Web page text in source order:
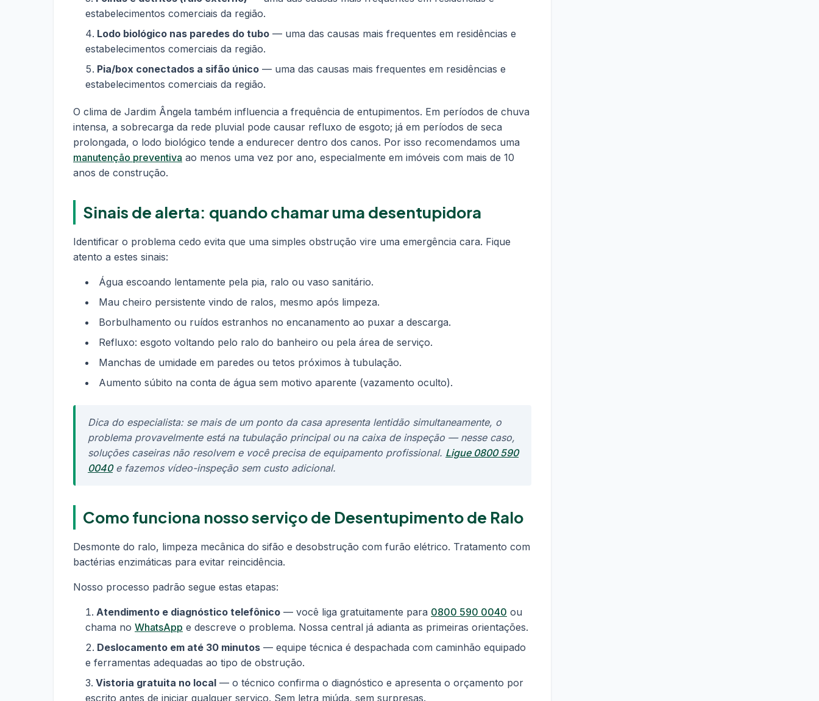
estabelecimentos comerciais da região.
Lodo biológico nas paredes do tubo — uma das causas mais frequentes em residências e
estabelecimentos comerciais da região.
Pia/box conectados a sifão único — uma das causas mais frequentes em residências e
estabelecimentos comerciais da região.
O clima de Jardim Ângela também influencia a frequência de entupimentos. Em períodos de chuva
intensa, a sobrecarga da rede pluvial pode causar refluxo de esgoto; já em períodos de seca
prolongada, o lodo biológico tende a endurecer dentro dos canos. Por isso recomendamos uma
manutenção preventiva ao menos uma vez por ano, especialmente em imóveis com mais de 10
anos de construção.
Sinais de alerta: quando chamar uma desentupidora
Identificar o problema cedo evita que uma simples obstrução vire uma emergência cara. Fique
atento a estes sinais:
Água escoando lentamente pela pia, ralo ou vaso sanitário.
Mau cheiro persistente vindo de ralos, mesmo após limpeza.
Borbulhamento ou ruídos estranhos no encanamento ao puxar a descarga.
Refluxo: esgoto voltando pelo ralo do banheiro ou pela área de serviço.
Manchas de umidade em paredes ou tetos próximos à tubulação.
Aumento súbito na conta de água sem motivo aparente (vazamento oculto).
Dica do especialista: se mais de um ponto da casa apresenta lentidão simultaneamente, o
problema provavelmente está na tubulação principal ou na caixa de inspeção — nesse caso,
soluções caseiras não resolvem e você precisa de equipamento profissional. Ligue 0800 590
0040e fazemos vídeo-inspeção sem custo adicional.
Como funciona nosso serviço de Desentupimento de Ralo
Desmonte do ralo, limpeza mecânica do sifão e desobstrução com furão elétrico. Tratamento com
bactérias enzimáticas para evitar reincidência.
Nosso processo padrão segue estas etapas:
Atendimento e diagnóstico telefônico — você liga gratuitamente para 0800 590 0040 ou
chama no WhatsApp e descreve o problema. Nossa central já adianta as primeiras orientações.
Deslocamento em até 30 minutos — equipe técnica é despachada com caminhão equipado
e ferramentas adequadas ao tipo de obstrução.
Vistoria gratuita no local — o técnico confirma o diagnóstico e apresenta o orçamento por
escrito antes de iniciar qualquer serviço. Sem letra miúda, sem surpresas.